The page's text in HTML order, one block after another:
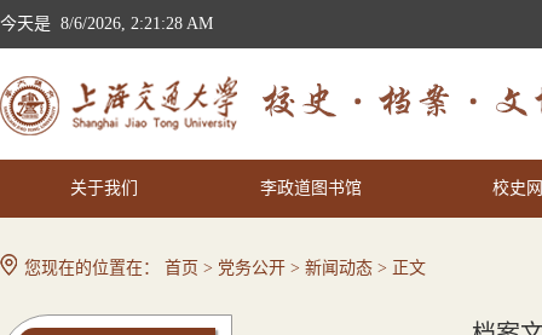
今天是 8/6/2026, 2:21:29 AM
关于我们 李政道图书馆 校史网
您现在的位置在： 首页 > 党务公开 > 新闻动态 > 正文